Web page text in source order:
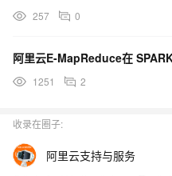
257 0
1251 2
收录在圈子:
阿里云支持与服务